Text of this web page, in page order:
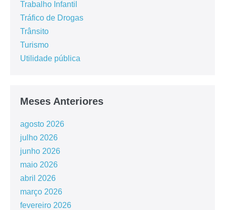
Trabalho Infantil
Tráfico de Drogas
Trânsito
Turismo
Utilidade pública
Meses Anteriores
agosto 2026
julho 2026
junho 2026
maio 2026
abril 2026
março 2026
fevereiro 2026